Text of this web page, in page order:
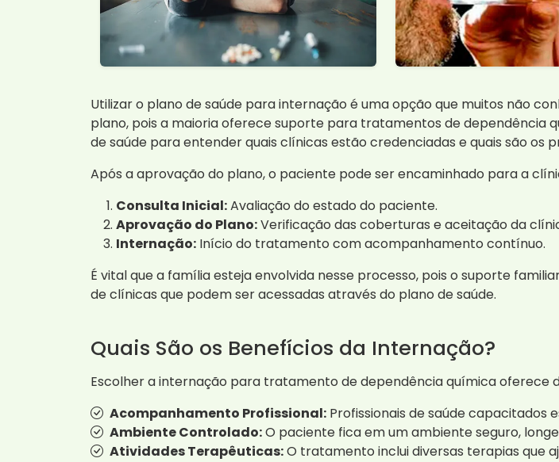
Utilizar o plano de saúde para internação é uma opção que muitos não
plano, pois a maioria oferece suporte para tratamentos de
de saúde para entender quais clínicas estão credenciadas e quais são os
Após a aprovação do plano, o paciente pode ser encaminhado para a
Consulta Inicial:Avaliação do estado do paciente.
Aprovação do Plano:Verificação das coberturas e aceitação da
Internação: Início do tratamento com acompanhamento contínuo.
É vital que a família esteja envolvida nesse processo, pois o suporte
de clínicas que podem ser acessadas através do plano de saúde.
Quais São os Benefícios da Internação?
Escolher a internação para tratamento de dependência química oferece
Acompanhamento Profissional: Profissionais de saúde capacitados
Ambiente Controlado:O paciente fica em um ambiente seguro,
Atividades Terapêuticas:O tratamento inclui diversas terapias que